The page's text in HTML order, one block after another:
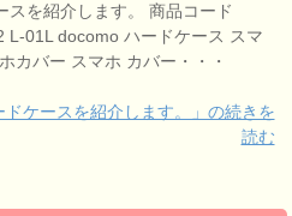
スを紹介します。 商品コード
L-01L docomo ハードケース スマ
カバー スマホ カバー・・・
ドケースを紹介します。」の続きを
読む